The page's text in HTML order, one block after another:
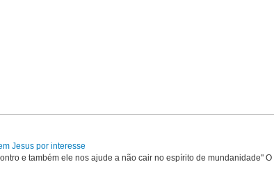
Jesus por interesse
e também ele nos ajude a não cair no espírito de mundanidade" O